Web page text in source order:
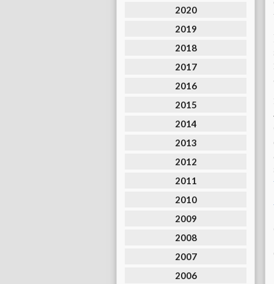
2020
2019
2018
2017
2016
2015
2014
2013
2012
2011
2010
2009
2008
2007
2006